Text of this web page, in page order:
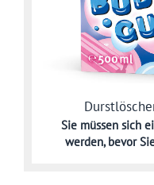
Sie müssen sich
werden,bevor